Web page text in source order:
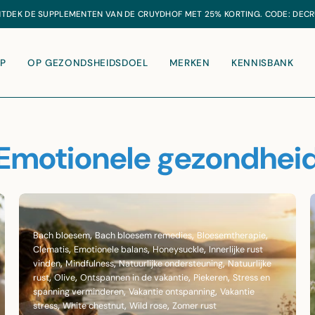
GRATISVERZENDING VANAF €20
OP GEZONDSHEIDSDOEL MERKEN KENNISBANK
Bach bloesem Bach bloesem remedies Bloesemtherapie
Clematis Emotionele balans Honeysuckle Innerlijke rust
vinden Mindfulness Natuurlijke ondersteuning Natuurlijke
rust Olive Ontspannen in de vakantie Piekeren Stress en
spanning verminderen Vakantie ontspanning Vakantie
stress White chestnut Wild rose Zomer rust